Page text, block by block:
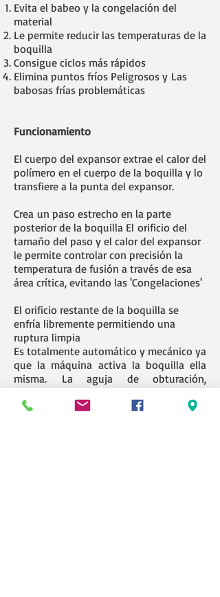
Evita el babeo y la congelación del
material
Le permite reducir las temperaturas de la
boquilla
Consigue ciclos más rápidos
Elimina puntos fríos Peligrosos y Las
babosas frías problemáticas
Funcionamiento
El cuerpo del expansor extrae el calor del
polímero en el cuerpo de la boquilla y lo
transfiere a la punta del expansor.
Crea un paso estrecho en la parte
posterior de la boquilla El orificio del
tamaño del paso y el calor del expansor
le permite controlar con precisión la
temperatura de fusión a través de esa
área crítica, evitando las 'Congelaciones'
El orificio restante de la boquilla se
enfría libremente permitiendo una
ruptura limpia
Es totalmente automático y mecánico ya
que la máquina activa la boquilla ella
misma. La aguja de obturación,
fabricada con un acero especial de alta
resistencia, impide o deja fluir el plástico